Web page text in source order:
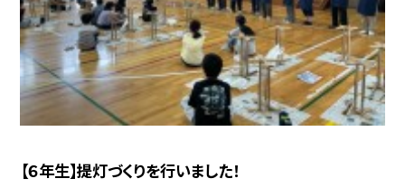
【６年生】提灯づくりを行いました！